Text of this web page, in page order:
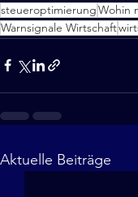
steueroptimierungWohin
Warnsignale Wirtschaft
Aktuelle Beiträge